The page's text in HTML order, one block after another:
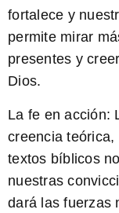
fortalece y
permite mirar
presentes y
Dios.
La fe en acción:
creencia
textos bíblicos
nuestras
dará las fuerzas